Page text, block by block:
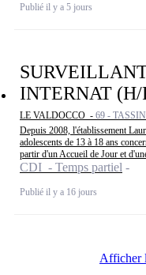
Publié il y a 5 jours
INTERNAT (H/
LE VALDOCCO - 69 -
Depuis 2008, l'établissement
adolescents de 13 à 18 ans
partir d'un Accueil de Jour et
CDI - Temps partiel
Publié il y a 16 jours
Afficher